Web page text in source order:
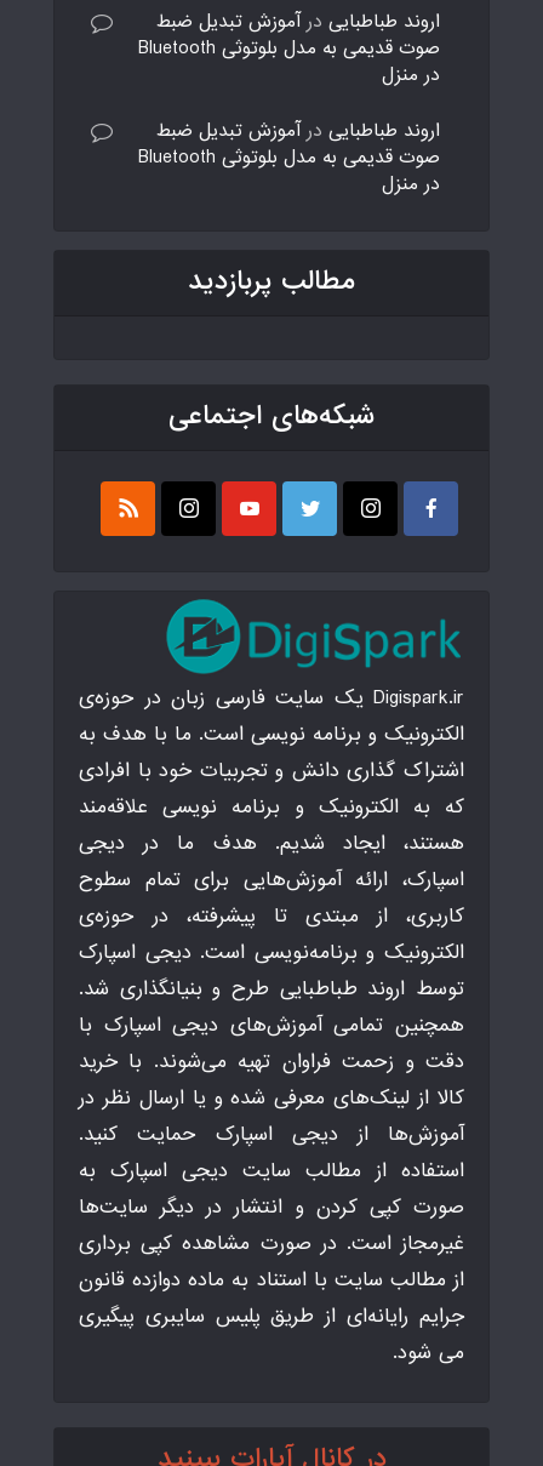
اروند طباطبایی درآموزش تبدیل ضبط
صوت قدیمی به مدل بلوتوثی Bluetooth
در منزل
اروند طباطبایی درآموزش تبدیل ضبط
صوت قدیمی به مدل بلوتوثی Bluetooth
در منزل
مطالب پربازدید
شبکه‌های اجتماعی
Digispark.ir یک سایت فارسی زبان در حوزه‌ی
الکترونیک و برنامه نویسی است. ما با هدف به
اشتراک گذاری دانش و تجربیات خود با افرادی
که به الکترونیک و برنامه نویسی علاقه‌مند
هستند، ایجاد شدیم. هدف ما در دیجی
اسپارک، ارائه آموزش‌هایی برای تمام سطوح
کاربری، از مبتدی تا پیشرفته، در حوزه‌ی
الکترونیک و برنامه‌نویسی است. دیجی اسپارک
توسط اروند طباطبایی طرح و بنیانگذاری شد.
همچنین تمامی آموزش‌های دیجی اسپارک با
دقت و زحمت فراوان تهیه می‌شوند. با خرید
کالا از لینک‌های معرفی شده و یا ارسال نظر در
آموزش‌ها از دیجی اسپارک حمایت کنید.
استفاده از مطالب سایت دیجی اسپارک به
صورت کپی کردن و انتشار در دیگر سایت‌ها
غیرمجاز است. در صورت مشاهده کپی برداری
از مطالب سایت با استناد به ماده دوازده قانون
جرایم رایانه‌ای از طریق پلیس سایبری پیگیری
می شود.